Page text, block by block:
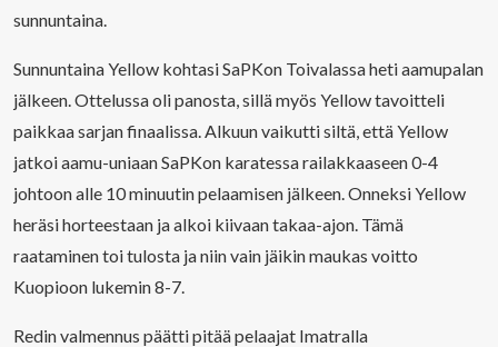
sunnuntaina.
Sunnuntaina Yellow kohtasi SaPKon Toivalassa heti aamupalan
jälkeen. Ottelussa oli panosta, sillä myös Yellow tavoitteli
paikkaa sarjan finaalissa. Alkuun vaikutti siltä, että Yellow
jatkoi aamu-uniaan SaPKon karatessa railakkaaseen 0-4
johtoon alle 10 minuutin pelaamisen jälkeen. Onneksi Yellow
heräsi horteestaan ja alkoi kiivaan takaa-ajon. Tämä
raataminen toi tulosta ja niin vain jäikin maukas voitto
Kuopioon lukemin 8-7.
Redin valmennus päätti pitää pelaajat Imatralla